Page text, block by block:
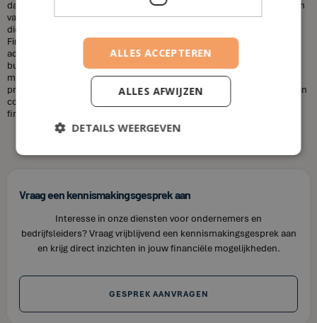
dat financieel adviseurs duur zijn. Dit is niet altijd het geval. De kosten
van een financieel adviseur kunnen variëren, afhankelijk van de
diensten die u nodig heeft en uw financiële situatie. Bij House of
Finance bieden wij betaalbare tarieven voor onze financiële
adviesdiensten, zodat u uw financiën kunt optimaliseren zonder uw
budget te overschrijden. Kortom, laat u niet misleiden door de
misvattingen over financieel adviseurs. Als u op zoek bent naar
professioneel en betrouwbaar financieel advies in Heusden, neem dan
contact op met House of Finance. Wij staan klaar om u te helpen uw
financiële doelen te bereiken.
Vraag een kennismakingsgesprek aan
Interesse in onze diensten voor ondernemers en
bedrijfsleiders? Vraag vrijblijvend een kennismakingsgesprek aan
en krijg direct inzichten in jouw financiële mogelijkheden.
GESPREK AANVRAGEN
ALLES ACCEPTEREN
ALLES AFWIJZEN
DETAILS WEERGEVEN